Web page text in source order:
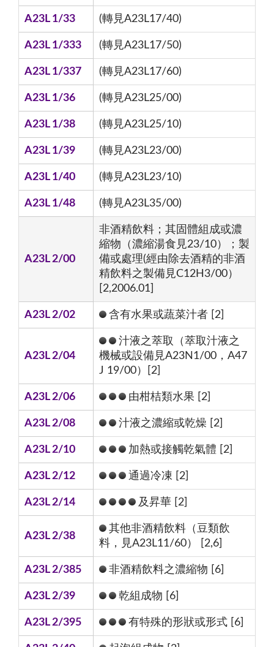
A23L 1/33 (轉見A23L17/40)
A23L 1/333 (轉見A23L17/50)
A23L 1/337 (轉見A23L17/60)
A23L 1/36 (轉見A23L25/00)
A23L 1/38 (轉見A23L25/10)
A23L 1/39 (轉見A23L23/00)
A23L 1/40 (轉見A23L23/10)
A23L 1/48 (轉見A23L35/00)
A23L 2/00
非酒精飲料；其固體組成或濃
縮物（濃縮湯食見23/10）；製
備或處理(經由除去酒精的非酒
精飲料之製備見C12H3/00）
[2,2006.01]
A23L 2/02 含有水果或蔬菜汁者 [2]
A23L 2/04
汁液之萃取（萃取汁液之
機械或設備見A23N1/00，A47
J 19/00）[2]
A23L 2/06 由柑桔類水果 [2]
A23L 2/08 汁液之濃縮或乾燥 [2]
A23L 2/10 加熱或接觸乾氣體 [2]
A23L 2/12 通過冷凍 [2]
A23L 2/14 及昇華 [2]
A23L 2/38
其他非酒精飲料（豆類飲
料，見A23L11/60） [2,6]
A23L 2/385 非酒精飲料之濃縮物 [6]
A23L 2/39 乾組成物 [6]
A23L 2/395 有特殊的形狀或形式 [6]